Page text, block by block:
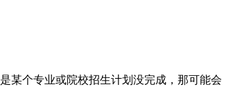
个专业或院校招生计划没完成，那可能会